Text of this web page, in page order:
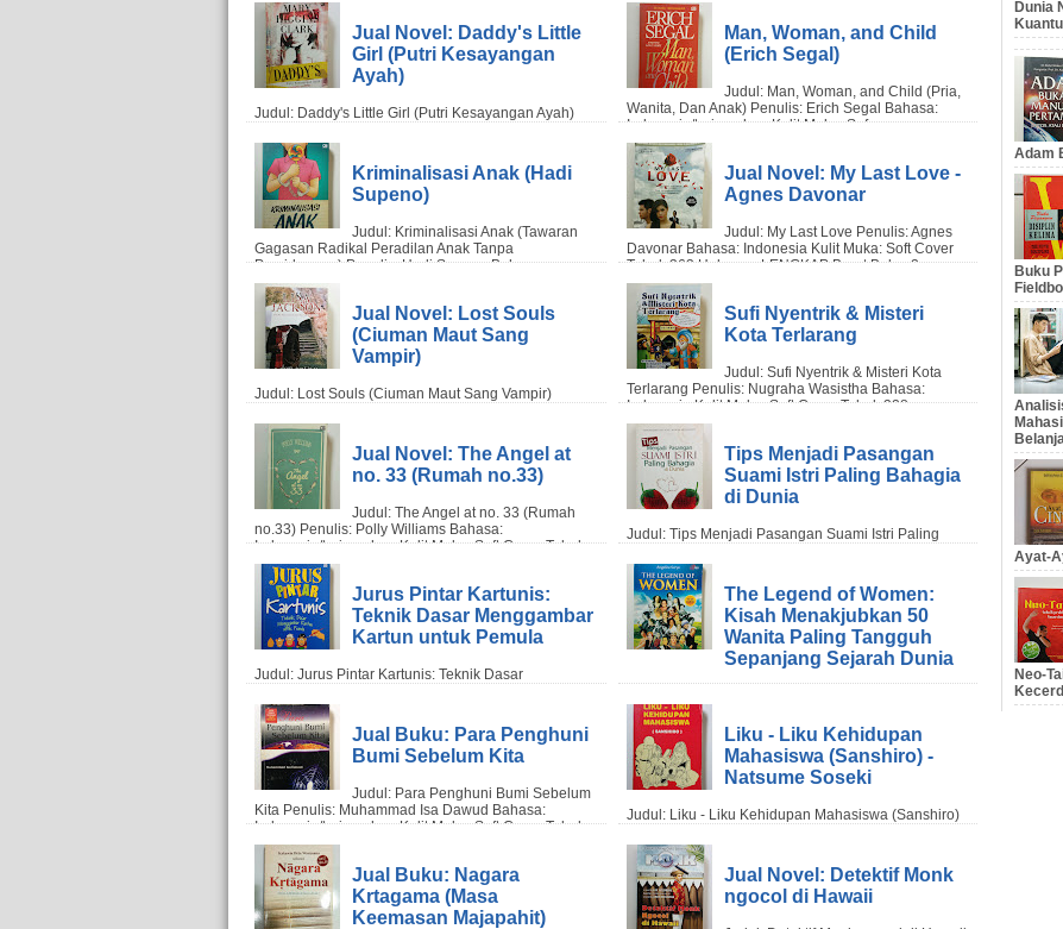
Jual Novel: Daddy's Little
Girl (Putri Kesayangan
Ayah)
Man, Woman, and Child
(Erich Segal)
Kriminalisasi Anak (Hadi
Supeno)
Jual Novel: My Last Love -
Agnes Davonar
Jual Novel: Lost Souls
(Ciuman Maut Sang
Vampir)
Sufi Nyentrik & Misteri
Kota Terlarang
Jual Novel: The Angel at
no. 33 (Rumah no.33)
Tips Menjadi Pasangan
Suami Istri Paling Bahagia
di Dunia
Jurus Pintar Kartunis:
Teknik Dasar Menggambar
Kartun untuk Pemula
The Legend of Women:
Kisah Menakjubkan 50
Wanita Paling Tangguh
Sepanjang Sejarah Dunia
Jual Buku: Para Penghuni
Bumi Sebelum Kita
Liku - Liku Kehidupan
Mahasiswa (Sanshiro) -
Natsume Soseki
Jual Buku: Nagara
Krtagama (Masa
Keemasan Majapahit)
Jual Novel: Detektif Monk
ngocol di Hawaii
Dunia
Adam
Buku
Ayat-
Neo-